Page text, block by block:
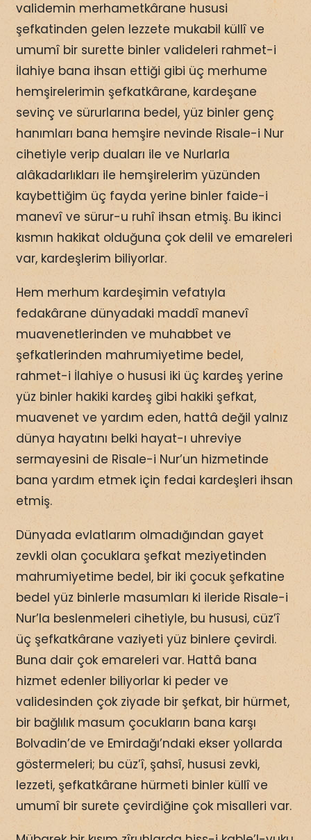
validemin merhametkârane hususi
şefkatinden gelen lezzete mukabil küllî ve
umumî bir surette binler valideleri rahmet-i
İlahiye bana ihsan ettiği gibi üç merhume
hemşirelerimin şefkatkârane, kardeşane
sevinç ve sürurlarına bedel, yüz binler genç
hanımları bana hemşire nevinde Risale-i Nur
cihetiyle verip duaları ile ve Nurlarla
alâkadarlıkları ile hemşirelerim yüzünden
kaybettiğim üç fayda yerine binler faide-i
manevî ve sürur-u ruhî ihsan etmiş. Bu ikinci
kısmın hakikat olduğuna çok delil ve emareleri
var, kardeşlerim biliyorlar.
Hem merhum kardeşimin vefatıyla
fedakârane dünyadaki maddî manevî
muavenetlerinden ve muhabbet ve
şefkatlerinden mahrumiyetime bedel,
rahmet-i İlahiye o hususi iki üç kardeş yerine
yüz binler hakiki kardeş gibi hakiki şefkat,
muavenet ve yardım eden, hattâ değil yalnız
dünya hayatını belki hayat-ı uhreviye
sermayesini de Risale-i Nur’un hizmetinde
bana yardım etmek için fedai kardeşleri ihsan
etmiş.
Dünyada evlatlarım olmadığından gayet
zevkli olan çocuklara şefkat meziyetinden
mahrumiyetime bedel, bir iki çocuk şefkatine
bedel yüz binlerle masumları ki ileride Risale-i
Nur’la beslenmeleri cihetiyle, bu hususi, cüz’î
üç şefkatkârane vaziyeti yüz binlere çevirdi.
Buna dair çok emareleri var. Hattâ bana
hizmet edenler biliyorlar ki peder ve
validesinden çok ziyade bir şefkat, bir hürmet,
bir bağlılık masum çocukların bana karşı
Bolvadin’de ve Emirdağı’ndaki ekser yollarda
göstermeleri; bu cüz’î, şahsî, hususi zevki,
lezzeti, şefkatkârane hürmeti binler küllî ve
umumî bir surete çevirdiğine çok misalleri var.